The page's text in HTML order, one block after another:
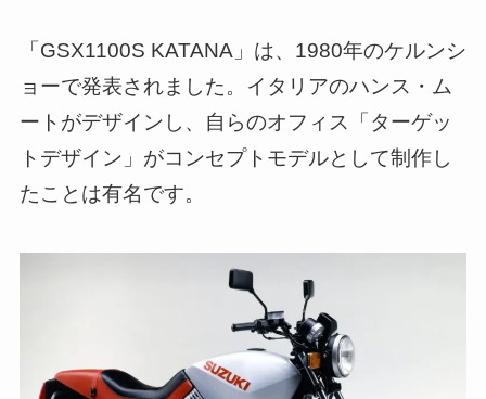
「GSX1100S KATANA」は、1980年のケルンシ
ョーで発表されました。イタリアのハンス・ム
ートがデザインし、自らのオフィス「ターゲッ
トデザイン」がコンセプトモデルとして制作し
たことは有名です。